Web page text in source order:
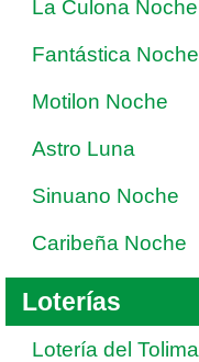
La Culona Noche
Fantástica Noche
Motilon Noche
Astro Luna
Sinuano Noche
Caribeña Noche
Loterías
Lotería del Tolima